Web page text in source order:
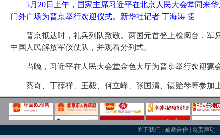
5月20日上午，国家主席习近平在北京人民大会堂同来
门外广场为普京举行欢迎仪式。新华社记者 丁海涛 摄
普京抵达时，礼兵列队致敬。两国元首登上检阅台，
中国人民解放军仪仗队，并观看分列式。
当晚，习近平在人民大会堂金色大厅为普京举行欢迎宴
蔡奇、丁薛祥、王毅、何立峰、张国清、谌贻琴等参加
关于我们 |诚邀合作 |免责声明 |